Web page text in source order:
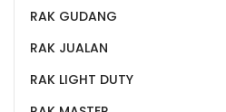
RAK GUDANG
RAK JUALAN
RAK LIGHT DUTY